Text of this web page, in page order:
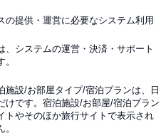
の提供・運営に必要なシステム利用
、システムの運営・決済・サポート
施設/お部屋タイプ/宿泊プランは、日
けです。宿泊施設/お部屋/宿泊プラン
トやそのほか旅行サイトで表示され